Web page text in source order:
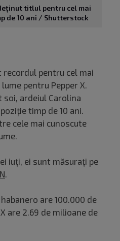
titlul pentru cel mai
de 10 ani / Shutterstock
recordul pentru cel mai
pentru Pepper X.
soi, ardeiul Carolina
timp de 10 ani.
cele mai cunoscute
iuți, ei sunt măsurați pe
.
are 100.000 de
are 2.69 de milioane de